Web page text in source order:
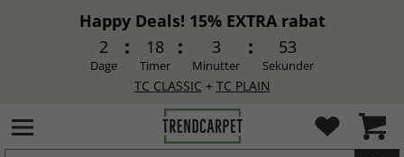
Happy Deals! 15% EXTRA rabat
2
Dage
18
Timer
3
Minutter
52
Sekunder
TC CLASSIC + TC PLAIN